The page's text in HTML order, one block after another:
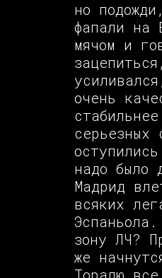
но
фапали на
мячом и
очень
серьезных
надо было
Мадрид
всяких
зону ЛЧ?
же